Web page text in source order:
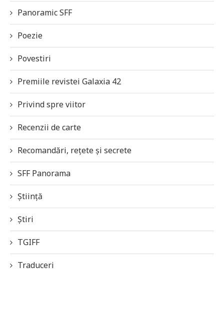
Panoramic SFF
Poezie
Povestiri
Premiile revistei Galaxia 42
Privind spre viitor
Recenzii de carte
Recomandări, rețete și secrete
SFF Panorama
Știință
Știri
TGIFF
Traduceri